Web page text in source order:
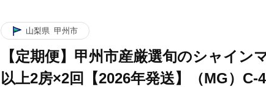
山梨県 甲州市
【定期便】甲州市産厳選旬のシャイン
以上2房×2回【2026年発送】（MG）C-